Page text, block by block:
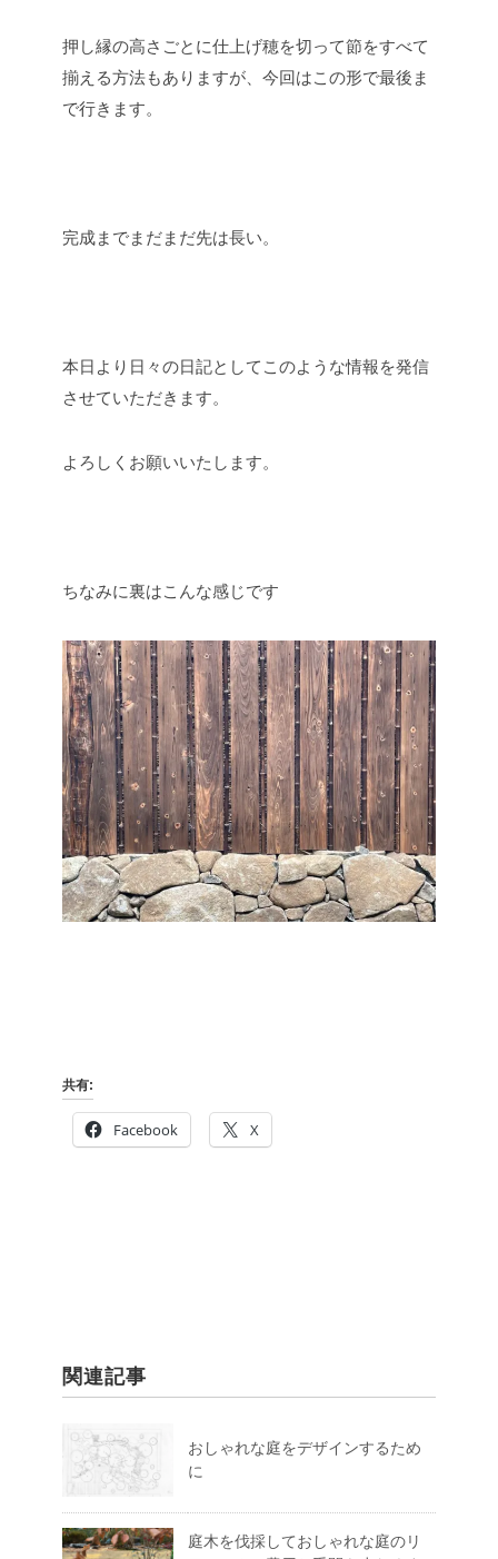
押し縁の高さごとに仕上げ穂を切って節をすべて
揃える方法もありますが、今回はこの形で最後ま
で行きます。
完成までまだまだ先は長い。
本日より日々の日記としてこのような情報を発信
させていただきます。
よろしくお願いいたします。
ちなみに裏はこんな感じです
共有:
Facebook X
関連記事
おしゃれな庭をデザインするため
に
庭木を伐採しておしゃれな庭のリ